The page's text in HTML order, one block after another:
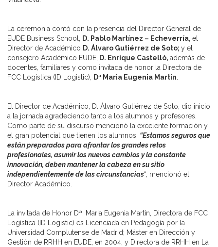
La ceremonia contó con la presencia del Director General de
EUDE Business School, D. Pablo Martínez – Echeverría, el
Director de Académico D. Álvaro Gutiérrez de Soto; y el
consejero Académico EUDE, D. Enrique Castelló, además de
docentes, familiares y como invitada de honor la Directora de
FCC Logística (ID Logistic), Dª Maria Eugenia Martín.
El Director de Académico, D. Álvaro Gutiérrez de Soto, dio inicio
a la jornada agradeciendo tanto a los alumnos y profesores.
Como parte de su discurso mencionó la excelente formación y
el gran potencial que tienen los alumnos, “Estamos seguros que
están preparados para afrontar los grandes retos
profesionales, asumir los nuevos cambios y la constante
innovación, deben mantener la cabeza en su sitio
independientemente de las circunstancias“, mencionó el
Director Académico.
La invitada de Honor Dª. Maria Eugenia Martín, Directora de FCC
Logística (ID Logistic) es Licenciada en Pedagogía por la
Universidad Complutense de Madrid; Máster en Dirección y
Gestión de RRHH en EUDE, en 2004; y Directora de RRHH en La